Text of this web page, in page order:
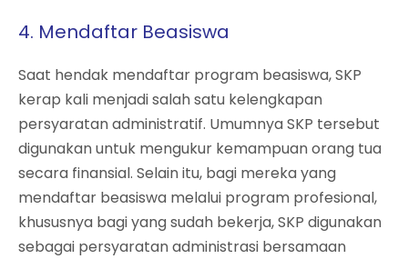
4. Mendaftar Beasiswa
Saat hendak mendaftar program beasiswa, SKP
kerap kali menjadi salah satu kelengkapan
persyaratan administratif. Umumnya SKP tersebut
digunakan untuk mengukur kemampuan orang tua
secara finansial. Selain itu, bagi mereka yang
mendaftar beasiswa melalui program profesional,
khususnya bagi yang sudah bekerja, SKP digunakan
sebagai persyaratan administrasi bersamaan